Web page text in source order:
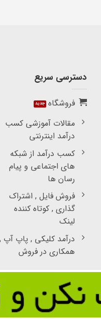
دسترسی سریع
فروشگاه
مقالات آموزشی کسب
درآمد اینترنتی
کسب درآمد از شبکه
های اجتماعی و پیام
رسان ها
فروش فایل , اشتراک
گذاری , کوتاه کننده
لینک
درآمد کلیکی , پاپ آپ ,
همکاری در فروش